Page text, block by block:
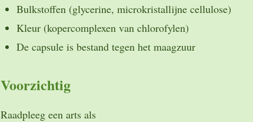
Bulkstoffen (glycerine, microkristallijne cellulose)
Kleur (kopercomplexen van chlorofylen)
De capsule is bestand tegen het maagzuur
Voorzichtig
Raadpleeg een arts als